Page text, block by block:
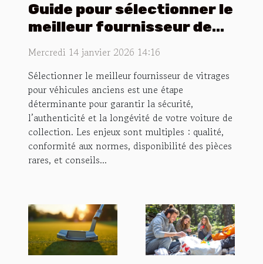
Guide pour sélectionner le
meilleur fournisseur de
vitrages pour véhicules
anciens
Mercredi 14 janvier 2026 14:16
Sélectionner le meilleur fournisseur de vitrages
pour véhicules anciens est une étape
déterminante pour garantir la sécurité,
l’authenticité et la longévité de votre voiture de
collection. Les enjeux sont multiples : qualité,
conformité aux normes, disponibilité des pièces
rares, et conseils...